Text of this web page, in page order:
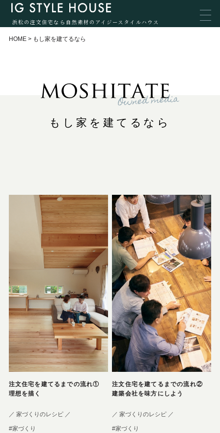
浜松の注文住宅なら自然素材のアイジースタイルハウス
HOME> もし家を建てるなら
もし家を建てるなら
注文住宅を建てるまでの流れ①
理想を描く
／ 家づくりのレシピ ／
#家づくり
注文住宅を建てるまでの流れ②
建築会社を味方にしよう
／ 家づくりのレシピ ／
#家づくり